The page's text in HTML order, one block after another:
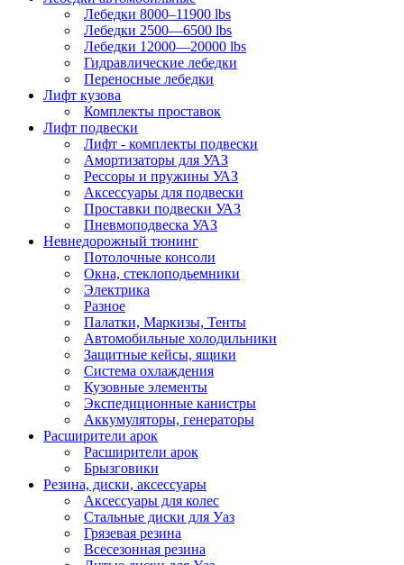
Лебедки 8000–11900 lbs
Лебедки 2500—6500 lbs
Лебедки 12000—20000 lbs
Гидравлические лебедки
Переносные лебедки
Лифт кузова
Комплекты проставок
Лифт подвески
Лифт - комплекты подвески
Амортизаторы для УАЗ
Рессоры и пружины УАЗ
Аксессуары для подвески
Проставки подвески УАЗ
Пневмоподвеска УАЗ
Невнедорожный тюнинг
Потолочные консоли
Окна, стеклоподьемники
Электрика
Разное
Палатки, Маркизы, Тенты
Автомобильные холодильники
Защитные кейсы, ящики
Система охлаждения
Кузовные элементы
Экспедиционные канистры
Аккумуляторы, генераторы
Расширители арок
Расширители арок
Брызговики
Резина, диски, аксессуары
Аксессуары для колес
Стальные диски для Уаз
Грязевая резина
Всесезонная резина